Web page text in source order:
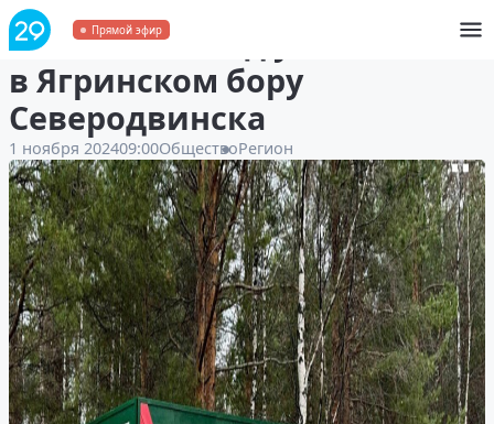
Прямой эфир
Большой стенд установили
в Ягринском бору
Северодвинска
1 ноября 202409:00ОбществоРегион